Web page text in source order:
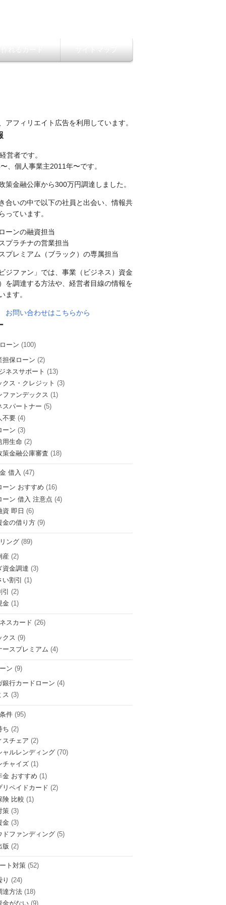
アフィリエイト広告を利用しています。
営者です。
、個人事業主2011年〜です。
策金融公庫から300万円調達しました。
合いの中で以下の社員と出会い、情報共
っています。
ーンの融資担当
プラチナの営業担当
プレミアム（ブラック）の専属担当
ジファン」では、事業（ビジネス）資金
を調達する方法や、経営者目線の情報を
ます。
お問い合わせはこちらから
ーン (100)
担保ローン (2)
ネスサポート (13)
クス・クレジット (3)
ファンデックス (1)
スパートナー (5)
不要 (4)
ーン (3)
用生命 (2)
策金融公庫審査 (18)
借入 (47)
ーン おすすめ (16)
ーン 借入 注意点 (4)
資 即日 (6)
金の借り方 (9)
ング(89)
産 (2)
資金調達 (3)
い割引 (1)
(2)
金 (1)
スカード (26)
クス (9)
ースプレミアム (4)
ン (9)
銀行カードローン (4)
ス (3)
件(95)
ち (2)
スチェア (2)
ャルレンディング (70)
チャイズ (1)
金 おすすめ (1)
リペイドカード (2)
険 比較 (1)
策 (3)
金 (3)
ドファンディング (5)
版 (2)
ト対策(52)
り (24)
達方法 (18)
金がない (9)